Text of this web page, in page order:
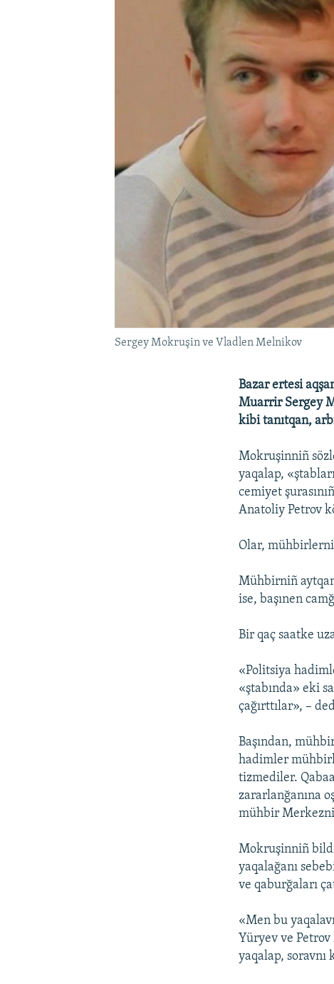
Sergey Mokruşin ve Vladlen Melnikov
Bazar ertesi
Muarrir Sergey
kibi tanıtqan,
Mokruşinniñ
yaqalap,
cemiyet
Anatoliy Petrov
Olar,
Mühbirniñ
ise, başınen
Bir qaç saatke
«Politsiya
«ştabında» eki
çağırttılar», –
Başından,
hadimler
tizmediler.
zararlanğanına
mühbir
Mokruşinniñ
yaqalağanı
ve qaburğaları
«Men bu
Yüryev ve
yaqalap,